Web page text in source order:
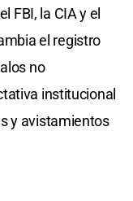
FBI, la CIA y el
el registro
no
institucional
y avistamientos